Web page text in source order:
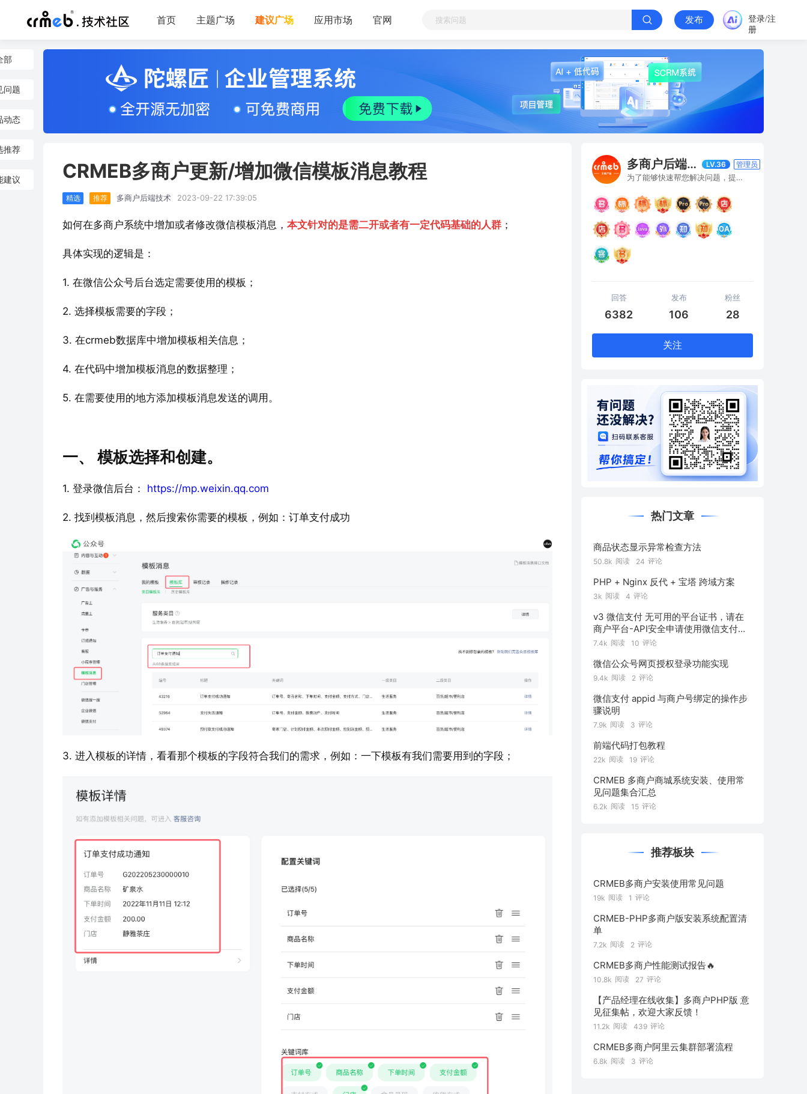
首页 主题广场 建议广场 应用市场 官网 发布
登录/注
册
部
问题
动态
推荐
建议 CRMEB多商户更新/增加微信模板消息教程
精选 推荐 多商户后端技术 2023-09-22 17:39:05
如何在多商户系统中增加或者修改微信模板消息， 本文针对的是需二开或者有一定代码基础的人群 ；
具体实现的逻辑是：
1. 在微信公众号后台选定需要使用的模板；
2. 选择模板需要的字段；
3. 在crmeb数据库中增加模板相关信息；
4. 在代码中增加模板消息的数据整理；
5. 在需要使用的地方添加模板消息发送的调用。
一、 模板选择和创建。
1. 登录微信后台： https://mp.weixin.qq.com
2. 找到模板消息，然后搜索你需要的模板，例如：订单支付成功
3. 进入模板的详情，看看那个模板的字段符合我们的需求，例如：一下模板有我们需要用到的字段；
多商户后端技术 LV.36 管理员
为了能够快速帮您解决问题，提问时请描述下具体做了哪些操作，什么情况下出现的问题，最好能有错误截图或操作流程，感谢您的理解和支持。
回答
6382
发布
106
粉丝
28
关注
热门文章
商品状态显示异常检查方法
50.8k 阅读 24 评论
PHP + Nginx 反代 + 宝塔 跨域方案
3k 阅读 4 评论
v3 微信支付 无可用的平台证书，请在
商户平台-API安全申请使用微信支付公
钥
7.4k 阅读 10 评论
微信公众号网页授权登录功能实现
9.4k 阅读 2 评论
微信支付 appid 与商户号绑定的操作步
骤说明
7.9k 阅读 3 评论
前端代码打包教程
22k 阅读 19 评论
CRMEB 多商户商城系统安装、使用常
见问题集合汇总
6.2k 阅读 15 评论
推荐板块
CRMEB多商户安装使用常见问题
19k 阅读 1 评论
CRMEB-PHP多商户版安装系统配置清
单
7.2k 阅读 2 评论
CRMEB多商户性能测试报告🔥
10.8k 阅读 27 评论
【产品经理在线收集】多商户PHP版 意
见征集帖，欢迎大家反馈！
11.2k 阅读 439 评论
CRMEB多商户阿里云集群部署流程
6.8k 阅读 3 评论